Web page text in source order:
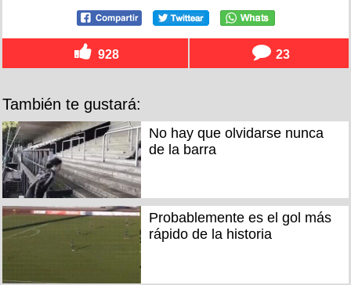
928 23
También te gustará:
No hay que olvidarse nunca
de la barra
Probablemente es el gol más
rápido de la historia